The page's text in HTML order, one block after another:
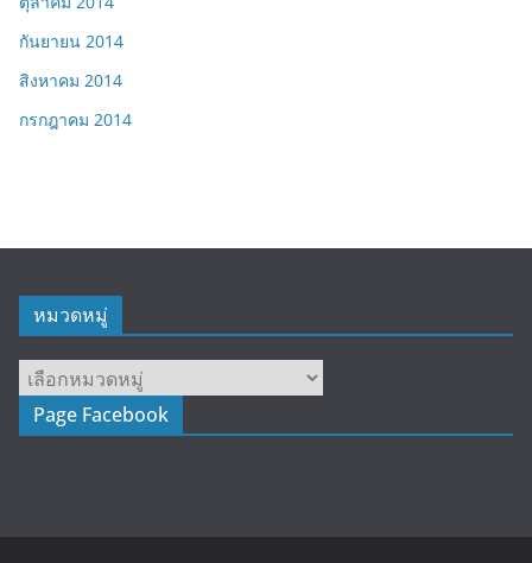
กันยายน 2014
สิงหาคม 2014
กรกฎาคม 2014
หมวดหมู่
หมวด
หมู่Page Facebook